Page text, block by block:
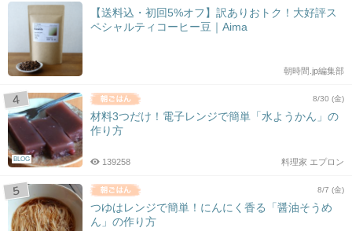
【送料込・初回5%オフ】訳ありおトク！大好評ス
ペシャルティコーヒー豆｜Aima
朝時間.jp編集部
BLOG
8/30 (金)
材料3つだけ！電子レンジで簡単「水ようかん」の
作り方
料理家 エプロン
139258
8/7 (金)
つゆはレンジで簡単！にんにく香る「醤油そうめ
ん」の作り方